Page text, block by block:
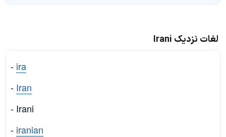
لغات نزدیک Irani
- ira
- Iran
- Irani
- iranian